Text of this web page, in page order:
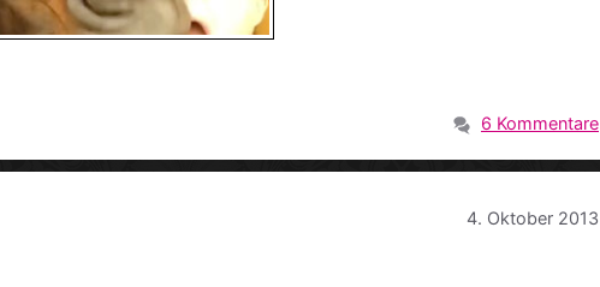
6 Kommentare
4. Oktober 2013